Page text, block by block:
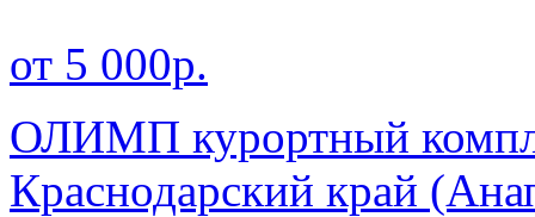
от 5 000р.
ОЛИМП курортный
Краснодарский край